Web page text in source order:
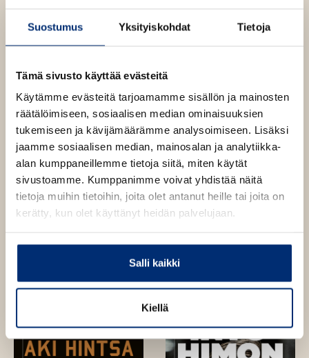
Suostumus Yksityiskohdat Tietoja
Tämä sivusto käyttää evästeitä
Käytämme evästeitä tarjoamamme sisällön ja mainosten
räätälöimiseen, sosiaalisen median ominaisuuksien
tukemiseen ja kävijämäärämme analysoimiseen. Lisäksi
jaamme sosiaalisen median, mainosalan ja analytiikka-
alan kumppaneillemme tietoja siitä, miten käytät
sivustoamme. Kumppanimme voivat yhdistää näitä
tietoja muihin tietoihin, joita olet antanut heille tai joita on
kerätty, kun olet käyttänyt heidän palvelujaan.
Salli kaikki
Kiellä
The Core. Better
Performance
Oskari Saari
JHT – Missio vai
mielenrauha